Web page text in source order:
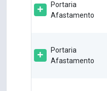
Portaria
Afastamento
Portaria
Afastamento